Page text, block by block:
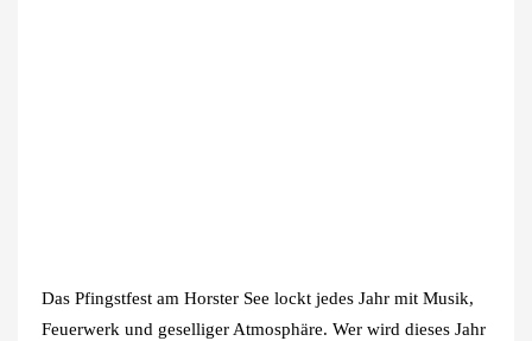
Das Pfingstfest am Horster See lockt jedes Jahr mit Musik,
Feuerwerk und geselliger Atmosphäre. Wer wird dieses Jahr